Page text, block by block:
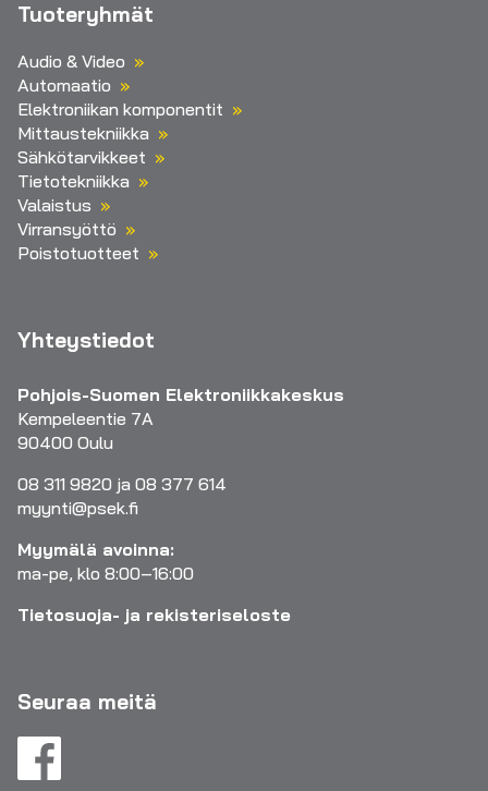
Tuoteryhmät
Audio & Video
Automaatio
Elektroniikan komponentit
Mittaustekniikka
Sähkötarvikkeet
Tietotekniikka
Valaistus
Virransyöttö
Poistotuotteet
Yhteystiedot
Pohjois-Suomen Elektroniikkakeskus
Kempeleentie 7A
90400 Oulu
08 311 9820 ja 08 377 614
myynti@psek.fi
Myymälä avoinna:
ma-pe, klo 8:00–16:00
Tietosuoja- ja rekisteriseloste
Seuraa meitä